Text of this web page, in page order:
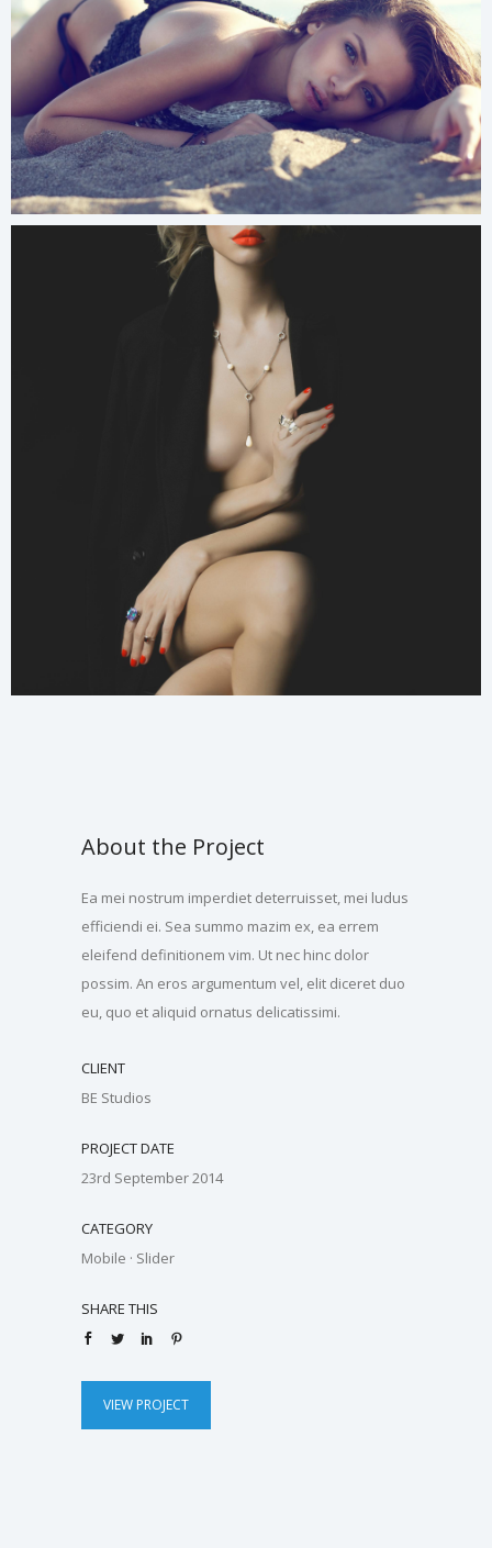
About the Project
Ea mei nostrum imperdiet deterruisset, mei ludus
efficiendi ei. Sea summo mazim ex, ea errem
eleifend definitionem vim. Ut nec hinc dolor
possim. An eros argumentum vel, elit diceret duo
eu, quo et aliquid ornatus delicatissimi.
CLIENT
BE Studios
PROJECT DATE
23rd September 2014
CATEGORY
Mobile · Slider
SHARE THIS
VIEW PROJECT